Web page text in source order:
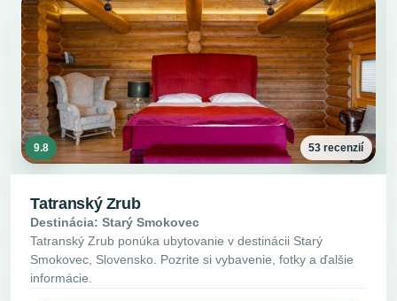
9.8 53 recenzií
Tatranský Zrub
Destinácia: Starý Smokovec
Tatranský Zrub ponúka ubytovanie v destinácii Starý
Smokovec, Slovensko. Pozrite si vybavenie, fotky a ďalšie
informácie.